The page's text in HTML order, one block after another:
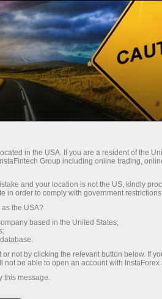
แพลตฟอร์มการเทรด
งทุน สำหรับหุ้นส่วน แคม
in the USA. If you are a resident of the
Group including online trading,
and your location is not the US, kindly
in order to comply with government
the USA?
based in the United States;
not by clicking the relevant button below. If
be able to open an account with InstaForex
this message.